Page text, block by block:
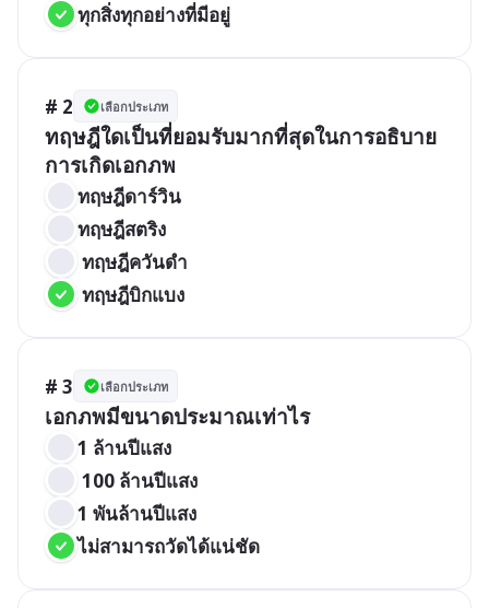
ทุกสิ่งทุกอย่างที่มีอยู่
# 2 เลือกประเภท
ทฤษฎีใดเป็นที่ยอมรับมากที่สุดในการอธิบาย
การเกิดเอกภพ
ทฤษฎีดาร์วิน
ทฤษฎีสตริง
ทฤษฎีควันดำ
ทฤษฎีบิกแบง
# 3 เลือกประเภท
เอกภพมีขนาดประมาณเท่าไร
1 ล้านปีแสง
100 ล้านปีแสง
1 พันล้านปีแสง
ไม่สามารถวัดได้แน่ชัด